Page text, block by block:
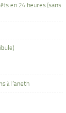
en 24 heures (sans
à l’aneth